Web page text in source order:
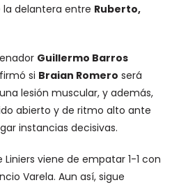
delantera entre Ruberto,
Guillermo Barros
si Braian Romero será
lesión muscular, y además,
abierto y de ritmo alto ante
instancias decisivas.
viene de empatar 1-1 con
Varela. Aun así, sigue